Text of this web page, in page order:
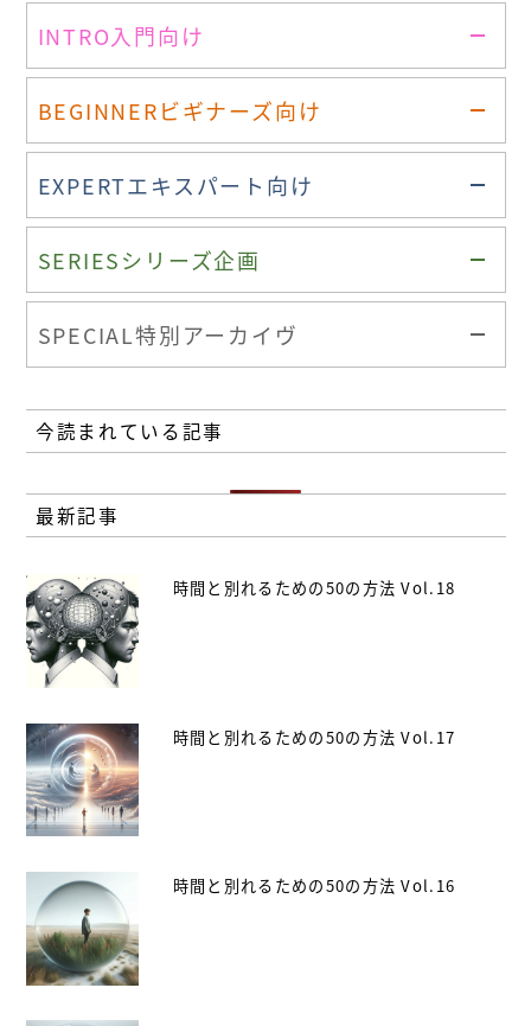
INTRO入門向け
BEGINNERビギナーズ向け
EXPERTエキスパート向け
SERIESシリーズ企画
SPECIAL特別アーカイヴ
今読まれている記事
最新記事
時間と別れるための50の方法 Vol.18
時間と別れるための50の方法 Vol.17
時間と別れるための50の方法 Vol.16